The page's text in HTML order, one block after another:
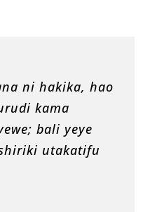
ni hakika, hao
kama
bali yeye
utakatifu